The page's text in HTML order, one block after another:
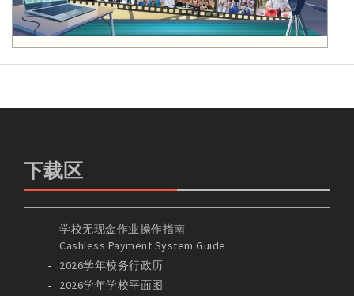
下载区
学校无现金作业操作指南
Cashless Payment System Guide
2026学年校务行政历
2026学年学校平面图